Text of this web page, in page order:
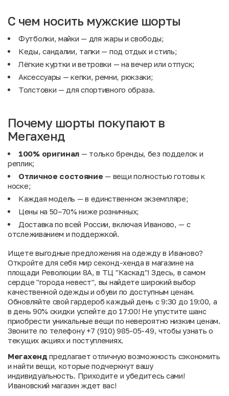
С чем носить мужские шорты
Футболки, майки — для жары и свободы;
Кеды, сандалии, тапки — под отдых и стиль;
Лёгкие куртки и ветровки — на вечер или отпуск;
Аксессуары — кепки, ремни, рюкзаки;
Толстовки — для спортивного образа.
Почему шорты покупают в
Мегахенд
100% оригинал — только бренды, без подделок и
реплик;
Отличное состояние — вещи полностью готовы к
носке;
Каждая модель — в единственном экземпляре;
Цены на 50–70% ниже розничных;
Доставка по всей России, включая Иваново, — с
отслеживанием и поддержкой.
Ищете выгодные предложения на одежду в Иваново?
Откройте для себя мир секонд-хенда в магазине на
площади Революции 8А, в ТЦ "Каскад"! Здесь, в самом
сердце "города невест", вы найдете широкий выбор
качественной одежды и обуви по доступным ценам.
Обновляйте свой гардероб каждый день с 9:30 до 19:00, а
в день 90% скидки успейте до 17:00! Не упустите шанс
приобрести уникальные вещи по невероятно низким ценам.
Звоните по телефону +7 (910) 985-05-49, чтобы узнать о
текущих акциях и поступлениях.
Мегахенд предлагает отличную возможность сэкономить
и найти вещи, которые подчеркнут вашу
индивидуальность. Приходите и убедитесь сами!
Ивановский магазин ждет вас!